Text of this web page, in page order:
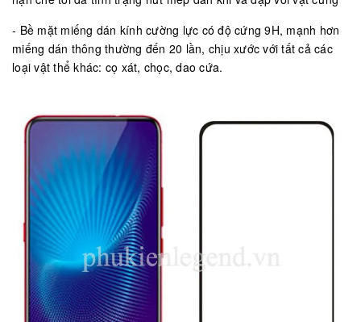
- Bề mặt miếng dán kính cường lực có độ cứng 9H, mạnh hơn
miếng dán thông thường đến 20 lần, chịu xước với tất cả các
loại vật thể khác: cọ xát, chọc, dao cứa.